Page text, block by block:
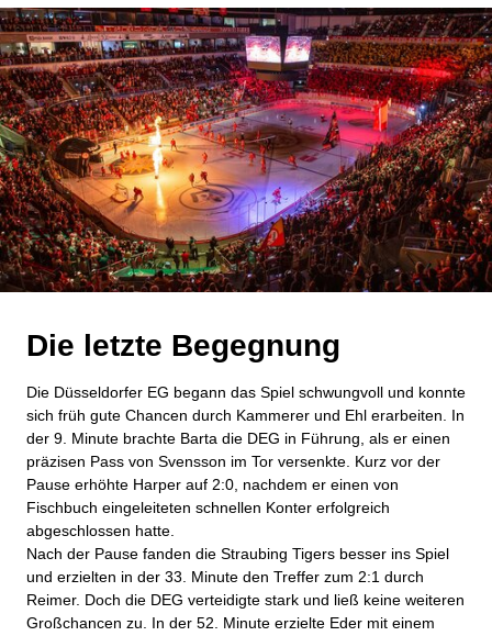
Die letzte Begegnung
Die Düsseldorfer EG begann das Spiel schwungvoll und konnte
sich früh gute Chancen durch Kammerer und Ehl erarbeiten. In
der 9. Minute brachte Barta die DEG in Führung, als er einen
präzisen Pass von Svensson im Tor versenkte. Kurz vor der
Pause erhöhte Harper auf 2:0, nachdem er einen von
Fischbuch eingeleiteten schnellen Konter erfolgreich
abgeschlossen hatte.
Nach der Pause fanden die Straubing Tigers besser ins Spiel
und erzielten in der 33. Minute den Treffer zum 2:1 durch
Reimer. Doch die DEG verteidigte stark und ließ keine weiteren
Großchancen zu. In der 52. Minute erzielte Eder mit einem